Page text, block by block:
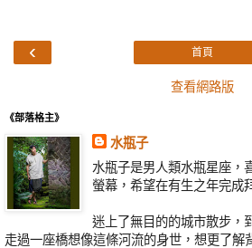
‹ 首頁
查看網路版
《部落格主》
水瓶子
水瓶子是男人類水瓶星座，
螢幕，希望在有生之年完成
迷上了無目的的城市散步，
走過一座橋想像這條河流的身世，想更了解